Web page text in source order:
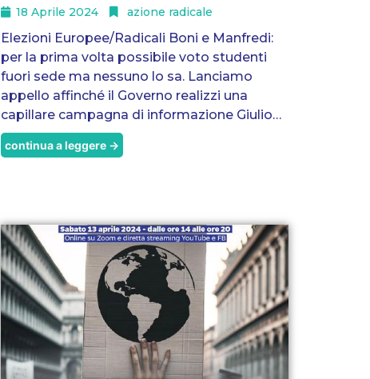
18 Aprile 2024 azione radicale
Elezioni Europee/Radicali Boni e Manfredi:
per la prima volta possibile voto studenti
fuori sede ma nessuno lo sa. Lanciamo
appello affinché il Governo realizzi una
capillare campagna di informazione Giulio…
continua a leggere →